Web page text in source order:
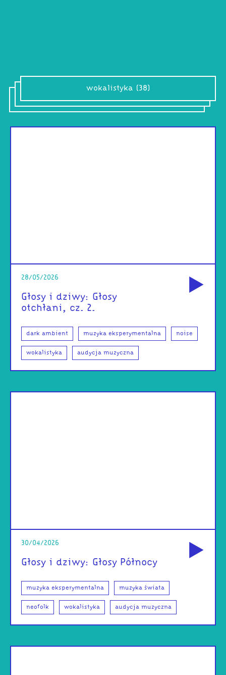
wokalistyka (38)
28/05/2026
Głosy i dziwy: Głosy
otchłani, cz. 2.
dark ambient muzyka eksperymentalna noise
wokalistyka audycja muzyczna
30/04/2026
Głosy i dziwy: Głosy Północy
muzyka eksperymentalna muzyka świata
neofolk wokalistyka audycja muzyczna